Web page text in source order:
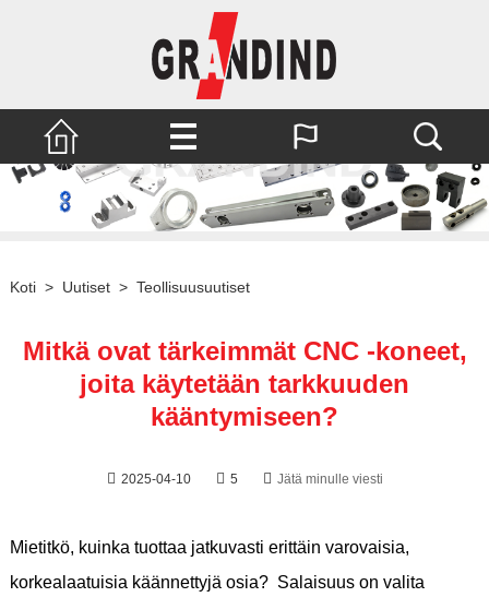
Koti > Uutiset > Teollisuusuutiset
Mitkä ovat tärkeimmät CNC -koneet,
joita käytetään tarkkuuden
kääntymiseen?
2025-04-10 5 Jätä minulle viesti
Mietitkö, kuinka tuottaa jatkuvasti erittäin varovaisia,
korkealaatuisia käännettyjä osia? Salaisuus on valita